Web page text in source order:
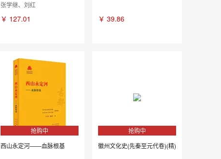
张学继、刘红
￥ 127.01 ￥ 39.86
抢购中
西山永定河——血脉根基
抢购中
徽州文化史(先秦至元代卷)(精)